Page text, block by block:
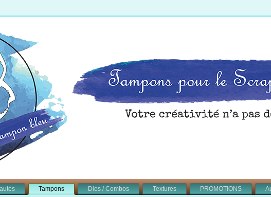
Tampons Dies / Combos Textures PROMOTIONS